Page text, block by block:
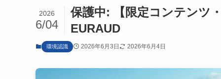
保護中: 【限定コンテンツ
EURAUD
2026
6/04
環境認識 2026年6月3日 2026年6月4日